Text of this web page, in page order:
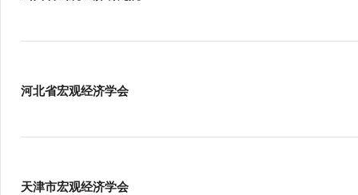
河北省宏观经济学会
天津市宏观经济学会